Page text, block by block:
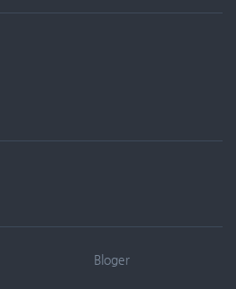
Bloger